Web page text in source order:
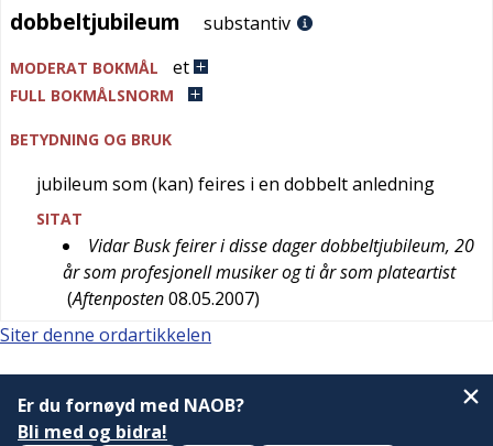
dobbeltjubileum
dobbeltjubileum substantiv
MODERAT BOKMÅL et
FULL BOKMÅLSNORM
BETYDNING OG BRUK
jubileum som (kan) feires i en dobbelt anledning
SITAT
Vidar Busk feirer i disse dager dobbeltjubileum, 20
år som profesjonell musiker og ti år som plateartist
(Aftenposten08.05.2007)
Siter denne ordartikkelen
Er du fornøyd med NAOB?
Bli med og bidra!